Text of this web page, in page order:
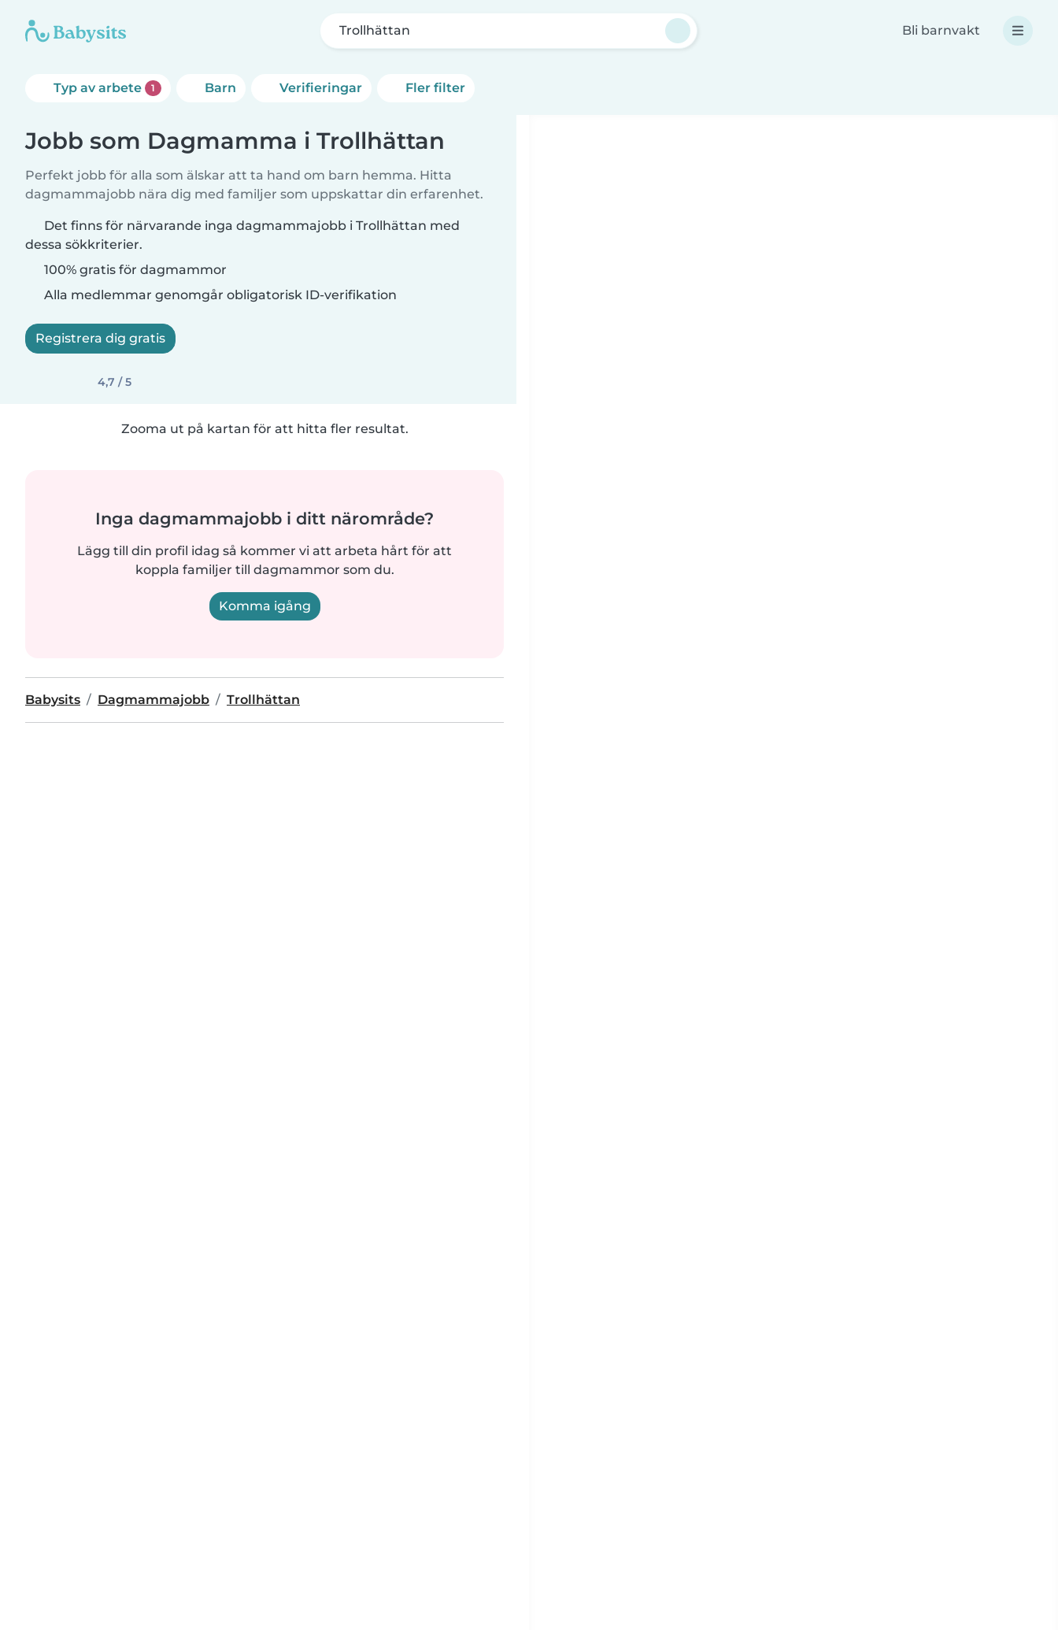
Trollhättan Bli barnvakt
Typ av arbete 1 Barn Verifieringar Fler filter
Jobb som Dagmamma i Trollhättan
Perfekt jobb för alla som älskar att ta hand om barn hemma. Hitta
dagmammajobb nära dig med familjer som uppskattar din erfarenhet.
Det finns för närvarande inga dagmammajobb i Trollhättan med
dessa sökkriterier.
100% gratis för dagmammor
Alla medlemmar genomgår obligatorisk ID-verifikation
Registrera dig gratis
4,7 / 5
Zooma ut på kartan för att hitta fler resultat.
Inga dagmammajobb i ditt närområde?
Lägg till din profil idag så kommer vi att arbeta hårt för att
koppla familjer till dagmammor som du.
Komma igång
Babysits Dagmammajobb Trollhättan